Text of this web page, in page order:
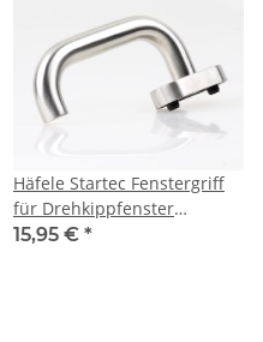
Häfele Startec Fenstergriff
für Drehkippfenster
145x60mm Edelstahl matt
15,95 € *